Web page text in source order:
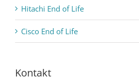
Hitachi End of Life
Cisco End of Life
Kontakt